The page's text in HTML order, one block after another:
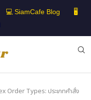
💻 SiamCafe Blog
🖥️
Order Types: ประเภทคำสั่ง